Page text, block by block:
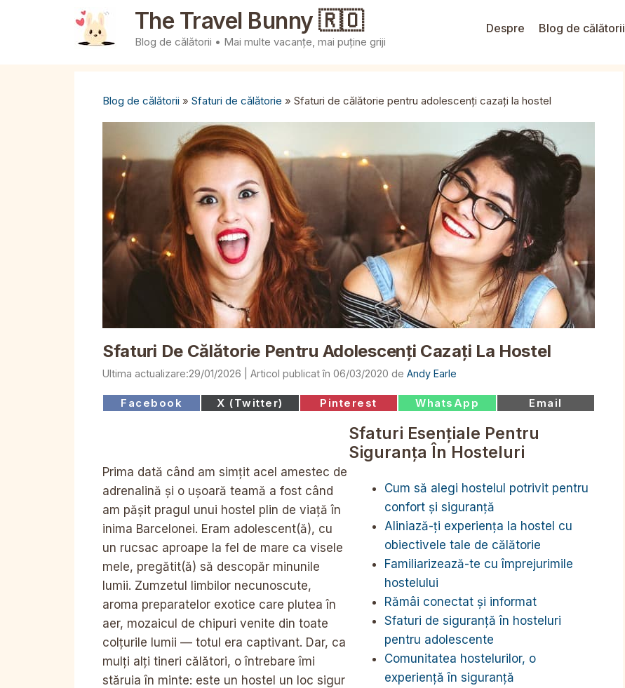
The Travel Bunny 🇷🇴
Blog de călătorii • Mai multe vacanțe, mai puține griji
Despre Blog de călătorii
Blog de călătorii » Sfaturi de călătorie » Sfaturi de călătorie pentru adolescenți cazați la hostel
Sfaturi De Călătorie Pentru Adolescenți Cazați La Hostel
29/01/2026 06/03/2020 de Andy Earle
Share
on
Facebook Share
on
X (Twitter) Share
on
Pinterest Share
on
WhatsApp Share
on
Email
Prima dată când am simțit acel amestec de
adrenalină și o ușoară teamă a fost când
am pășit pragul unui hostel plin de viață în
inima Barcelonei. Eram adolescent(ă), cu
un rucsac aproape la fel de mare ca visele
mele, pregătit(ă) să descopăr minunile
lumii. Zumzetul limbilor necunoscute,
aroma preparatelor exotice care plutea în
aer, mozaicul de chipuri venite din toate
colțurile lumii — totul era captivant. Dar, ca
mulți alți tineri călători, o întrebare îmi
stăruia în minte: este un hostel un loc sigur
Sfaturi Esențiale Pentru
Siguranța În Hosteluri
Cum să alegi hostelul potrivit pentru
confort și siguranță
Aliniază-ți experiența la hostel cu
obiectivele tale de călătorie
Familiarizează-te cu împrejurimile
hostelului
Rămâi conectat și informat
Sfaturi de siguranță în hosteluri
pentru adolescente
Comunitatea hostelurilor, o
experiență în siguranță